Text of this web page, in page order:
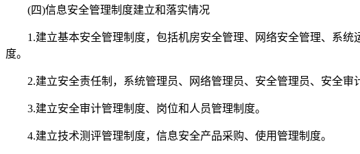
(四)信息安全管理制度建立和落实情况
1.建立基本安全管理制度，包括机房安全管理、网络安全管理、系统
度。
2.建立安全责任制，系统管理员、网络管理员、安全管理员、安全审
3.建立安全审计管理制度、岗位和人员管理制度。
4.建立技术测评管理制度，信息安全产品采购、使用管理制度。